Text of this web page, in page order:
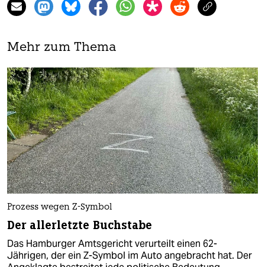
Mehr zum Thema
Prozess wegen Z-Symbol
Der allerletzte Buchstabe
Das Hamburger Amtsgericht verurteilt einen 62-
Jährigen, der ein Z-Symbol im Auto angebracht hat. Der